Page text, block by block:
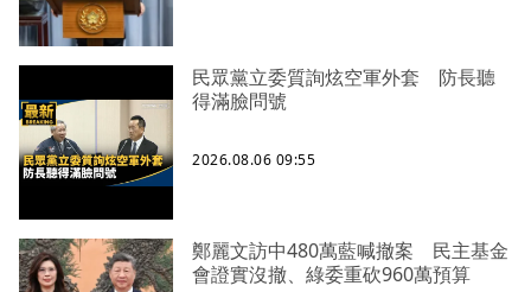
民眾黨立委質詢炫空軍外套 防長聽
得滿臉問號
2026.08.06 09:55
鄭麗文訪中480萬藍喊撤案 民主基金
會證實沒撤、綠委重砍960萬預算